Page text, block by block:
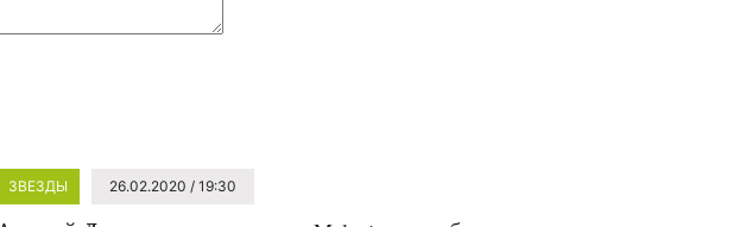
ЗВЕЗДЫ 26.02.2020 / 19:30